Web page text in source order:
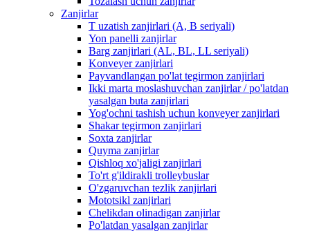
Zanjirlar
T uzatish zanjirlari (A, B seriyali)
Yon panelli zanjirlar
Barg zanjirlari (AL, BL, LL seriyali)
Konveyer zanjirlari
Payvandlangan po'lat tegirmon zanjirlari
Ikki marta moslashuvchan zanjirlar / po'latdan
yasalgan buta zanjirlari
Yog'ochni tashish uchun konveyer zanjirlari
Shakar tegirmon zanjirlari
Soxta zanjirlar
Quyma zanjirlar
Qishloq xo'jaligi zanjirlari
To'rt g'ildirakli trolleybuslar
O'zgaruvchan tezlik zanjirlari
Mototsikl zanjirlari
Chelikdan olinadigan zanjirlar
Po'latdan yasalgan zanjirlar